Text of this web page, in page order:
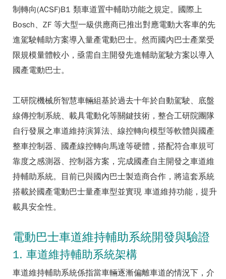
制轉向(ACSF)B1 類車道置中輔助功能之規定。國際上
Bosch、ZF 等大型一級供應商已推出對應電動大客車的先
進駕駛輔助方案導入量產電動巴士。然而國內巴士產業受
限規模量體較小，亟需自主開發先進輔助駕駛方案以導入
國產電動巴士。
工研院機械所智慧車輛組基於過去十年於自動駕駛、底盤
線傳控制系統、載具電動化等關鍵技術，整合工研院團隊
自行發展之車道維持演算法、線控轉向模型等軟體與國產
整車控制器、國產線控轉向馬達等硬體，搭配符合車規可
靠度之感測器、控制器方案，完成國產自主開發之車道維
持輔助系統。目前已與國內巴士製造商合作，將這套系統
搭載於國產電動巴士量產車型並實現 車道維持功能，提升
載具安全性。
電動巴士車道維持輔助系統開發與驗證
1. 車道維持輔助系統架構
車道維持輔助系統係指當車輛逐漸偏離車道的情況下，介